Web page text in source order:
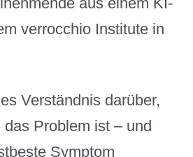
verrocchio Institute in
Verständnis darüber,
Problem ist – und
Symptom